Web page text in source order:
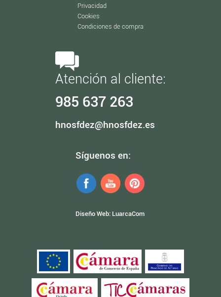
Privacidad
Cookies
Condiciones de compra
Atención al cliente:
985 637 263
hnosfdez@hnosfdez.es
Síguenos en:
Diseño Web: LuarcaCom